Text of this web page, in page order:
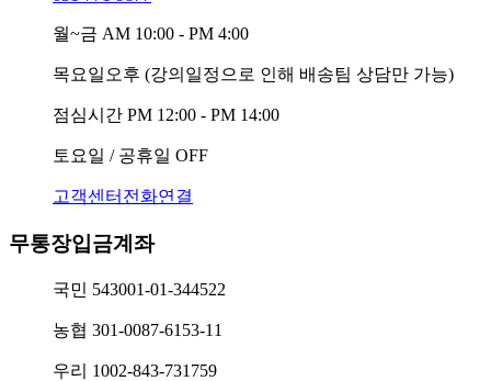
월~금 AM 10:00 - PM 4:00
목요일오후 (강의일정으로 인해 배송팀 상담만 가능)
점심시간 PM 12:00 - PM 14:00
토요일 / 공휴일 OFF
고객센터전화연결
무통장입금계좌
국민 543001-01-344522
농협 301-0087-6153-11
우리 1002-843-731759